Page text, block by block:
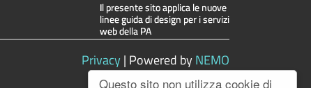
Questo sito non utilizza cookie di
Privacy | Powered byNEMO